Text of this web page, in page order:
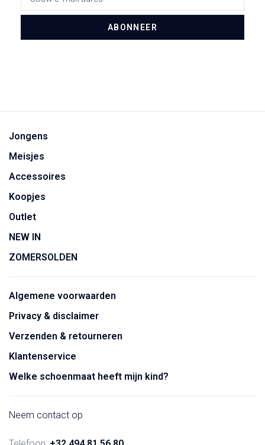
ABONNEER
Jongens
Meisjes
Accessoires
Koopjes
Outlet
NEW IN
ZOMERSOLDEN
Algemene voorwaarden
Privacy & disclaimer
Verzenden & retourneren
Klantenservice
Welke schoenmaat heeft mijn kind?
Neem contact op